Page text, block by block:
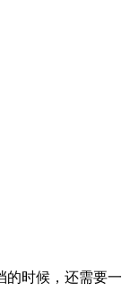
的时候，还需要一